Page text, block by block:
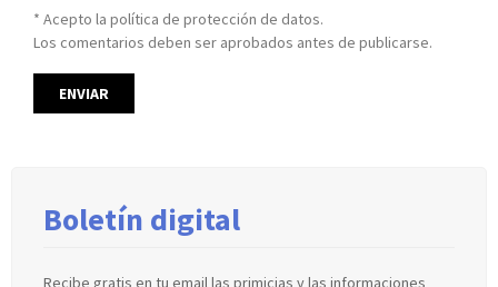
* Acepto la política de protección de datos.
Los comentarios deben ser aprobados antes de publicarse.
Boletín digital
Recibe gratis en tu email las primicias y las informaciones